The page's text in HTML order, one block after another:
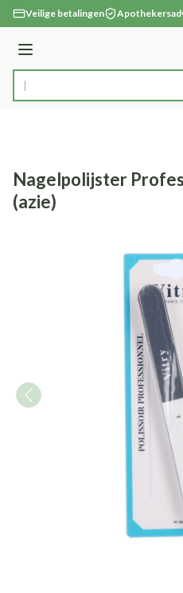
Ga naar de inhoud
Veilige betalingen
Menu
Product, merk, categorie...
Nagelpolijster
(azie)